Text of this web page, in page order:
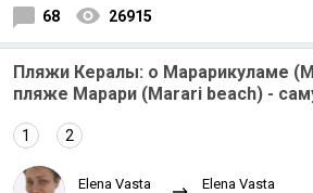
68 26915
Пляжи Кералы: о Марарикуламе
пляже Марари (Marari beach) -
1 2
Elena Vasta Elena Vasta